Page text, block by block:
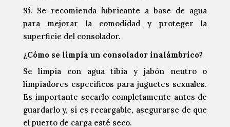
Sí. Se recomienda lubricante a base de agua
para mejorar la comodidad y proteger la
superficie del consolador.
¿Cómo se limpia un consolador inalámbrico?
Se limpia con agua tibia y jabón neutro o
limpiadores específicos para juguetes sexuales.
Es importante secarlo completamente antes de
guardarlo y, si es recargable, asegurarse de que
el puerto de carga esté seco.